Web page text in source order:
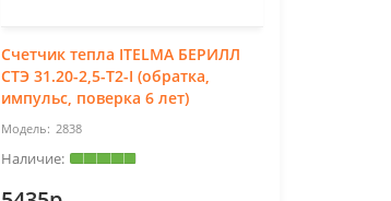
Счетчик тепла ITELMA БЕРИЛЛ
СТЭ 31.20-2,5-Т2-I (обратка,
импульс, поверка 6 лет)
2838